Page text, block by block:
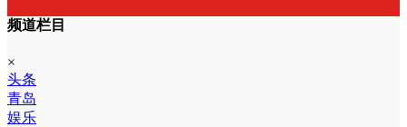
频道栏目
×
头条
青岛
娱乐